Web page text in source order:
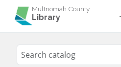
Skip to main content
Multnomah County
Library
Search
Tìm kiếm